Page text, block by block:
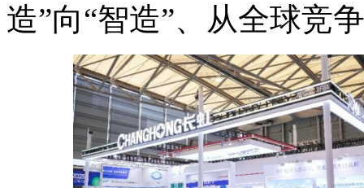
造”向“智造”、从全球竞